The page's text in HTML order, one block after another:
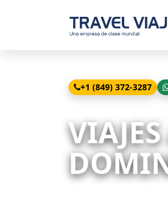
+1 (849) 372-3287